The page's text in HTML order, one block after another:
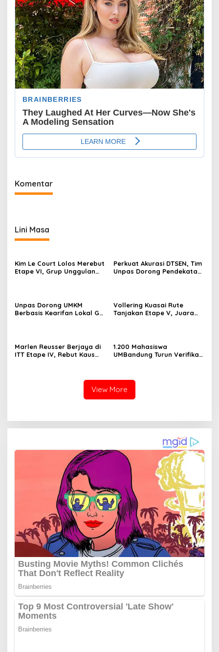
Komentar
Lini Masa
Kim Le Court Lolos Merebut
Etape VI, Grup Unggulan
Perkuat Akurasi DTSEN, Tim
Unpas Dorong Pendekatan
Unpas Dorong UMKM
Berbasis Kearifan Lokal Go
Vollering Kuasai Rute
Tanjakan Etape V, Juara
Marlen Reusser Berjaya di
ITT Etape IV, Rebut Kaus
1.200 Mahasiswa
UMBandung Turun Verifikasi
Menyelamatkan Generasi
View More